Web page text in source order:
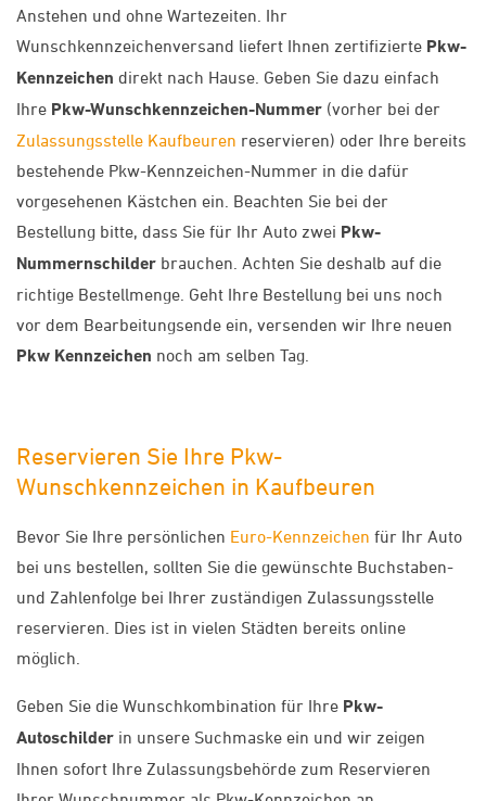
Anstehen und ohne Wartezeiten. Ihr
Wunschkennzeichenversand liefert Ihnen zertifizierte Pkw-
Kennzeichen direkt nach Hause. Geben Sie dazu einfach
Ihre Pkw-Wunschkennzeichen-Nummer (vorher bei der
Zulassungsstelle Kaufbeuren reservieren) oder Ihre bereits
bestehende Pkw-Kennzeichen-Nummer in die dafür
vorgesehenen Kästchen ein. Beachten Sie bei der
Bestellung bitte, dass Sie für Ihr Auto zwei Pkw-
Nummernschilder brauchen. Achten Sie deshalb auf die
richtige Bestellmenge. Geht Ihre Bestellung bei uns noch
vor dem Bearbeitungsende ein, versenden wir Ihre neuen
Pkw Kennzeichen noch am selben Tag.
Reservieren Sie Ihre Pkw-
Wunschkennzeichen in Kaufbeuren
Bevor Sie Ihre persönlichen Euro-Kennzeichen für Ihr Auto
bei uns bestellen, sollten Sie die gewünschte Buchstaben-
und Zahlenfolge bei Ihrer zuständigen Zulassungsstelle
reservieren. Dies ist in vielen Städten bereits online
möglich.
Geben Sie die Wunschkombination für Ihre Pkw-
Autoschilder in unsere Suchmaske ein und wir zeigen
Ihnen sofort Ihre Zulassungsbehörde zum Reservieren